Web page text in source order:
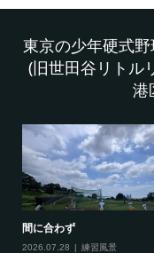
東京の少年硬式
(旧世田谷リトル
港
2026.07.20